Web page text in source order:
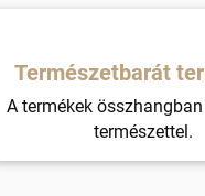
Természetbarát
A termékek
természettel.